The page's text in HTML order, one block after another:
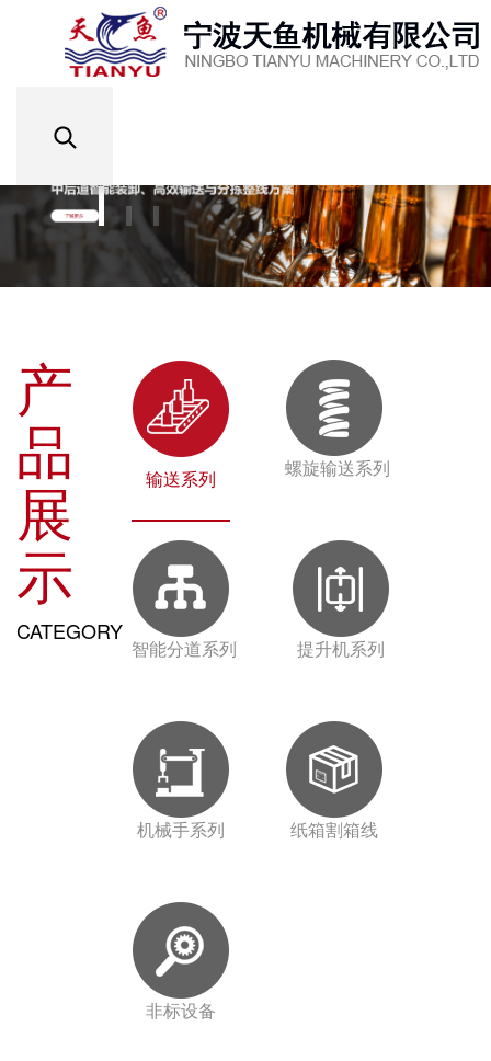
产
品
展
示
CATEGORY
输送系列
螺旋输送系列
智能分道系列 提升机系列
机械手系列 纸箱割箱线
非标设备